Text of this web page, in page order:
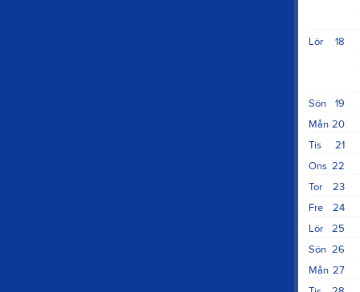
18
Lör
19
Sön
20
Mån
21
Tis
22
Ons
23
Tor
24
Fre
25
Lör
26
Sön
27
Mån